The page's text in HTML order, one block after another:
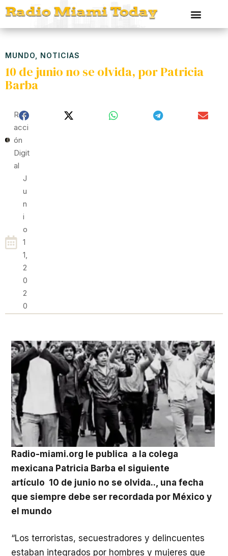
MUNDO NOTICIAS
10 de junio no se olvida, por Patricia
Barba
Red
Acci
Ón
Digit
Al
J
U
N
I
O
1
1,
2
0
2
0
Radio-miami.org le publica a la colega
mexicana Patricia Barba el siguiente
artículo 10 de junio no se olvida.., una fecha
que siempre debe ser recordada por México y
el mundo
“Los terroristas, secuestradores y delincuentes
estaban integrados por hombres y mujeres que